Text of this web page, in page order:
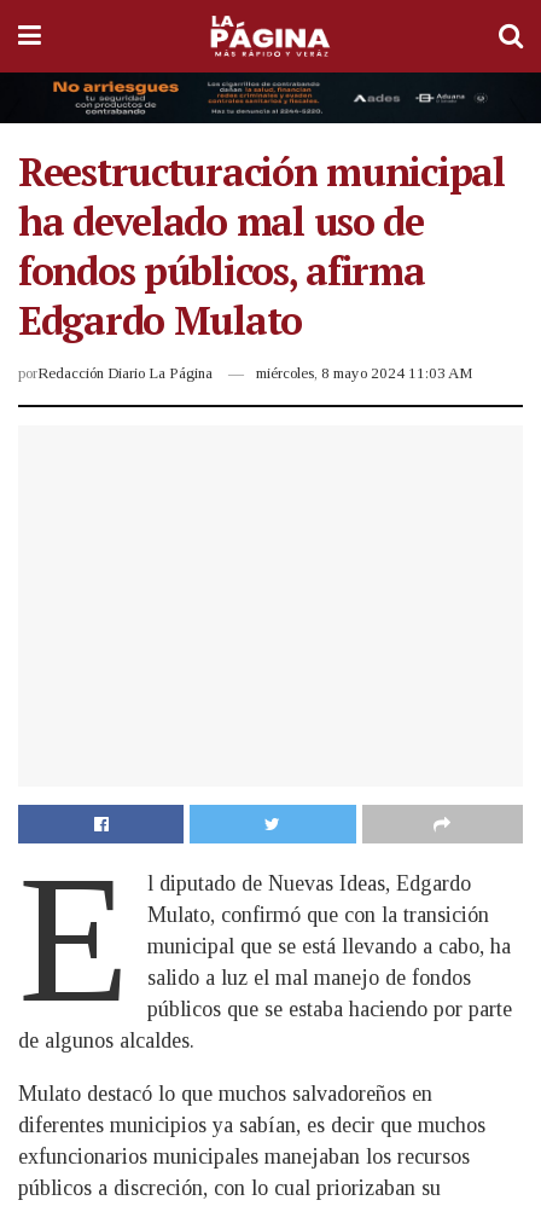
Reestructuración municipal
ha develado mal uso de
fondos públicos, afirma
Edgardo Mulato
porRedacción Diario La Página miércoles, 8 mayo 2024 11:03 AM
E
l diputado de Nuevas Ideas, Edgardo
Mulato, confirmó que con la transición
municipal que se está llevando a cabo, ha
salido a luz el mal manejo de fondos
públicos que se estaba haciendo por parte
de algunos alcaldes.
Mulato destacó lo que muchos salvadoreños en
diferentes municipios ya sabían, es decir que muchos
exfuncionarios municipales manejaban los recursos
públicos a discreción, con lo cual priorizaban su